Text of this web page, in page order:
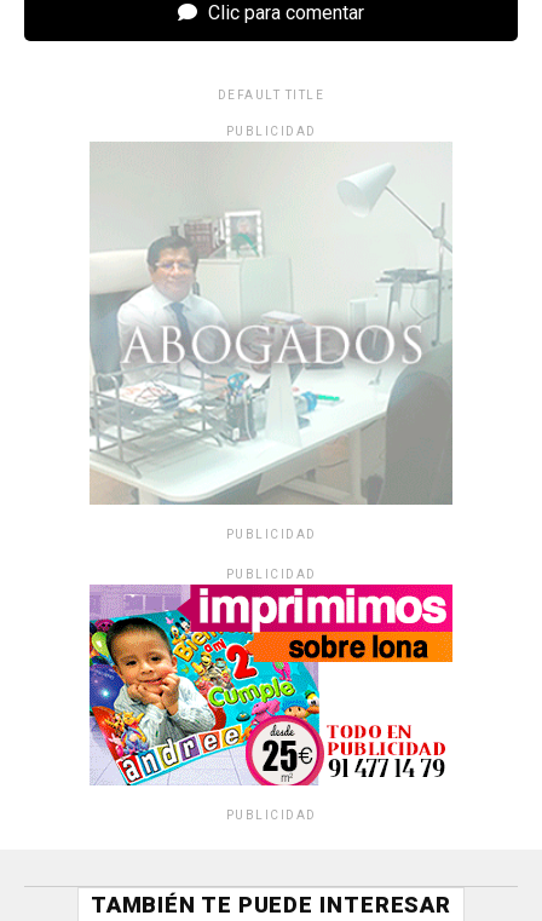
Clic para comentar
DEFAULT TITLE
PUBLICIDAD
PUBLICIDAD
PUBLICIDAD
PUBLICIDAD
TAMBIÉN TE PUEDE INTERESAR